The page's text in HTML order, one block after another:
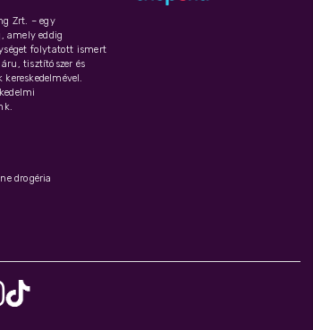
Zrt. – egy
amely eddig
folytatott ismert
tisztítószer és
drogéria